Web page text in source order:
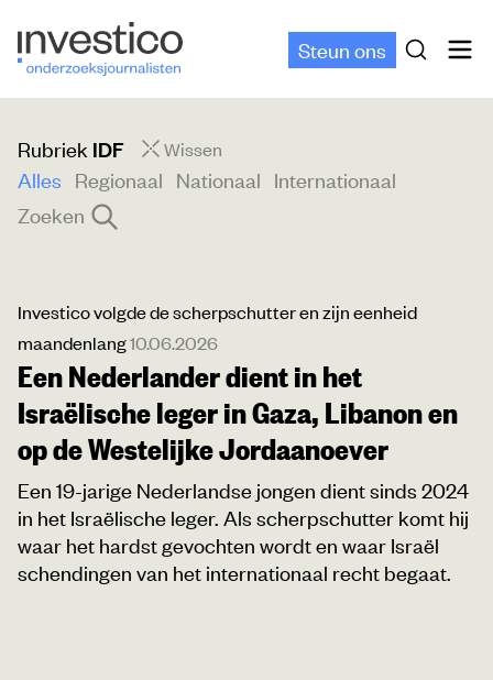
Steun ons
Rubriek IDF Wissen
Alles Regionaal Nationaal Internationaal
Zoeken
Investico volgde de scherpschutter en zijn eenheid
maandenlang10.06.2026
Een Nederlander dient in het
Israëlische leger in Gaza, Libanon en
op de Westelijke Jordaanoever
Een 19-jarige Nederlandse jongen dient sinds 2024
in het Israëlische leger. Als scherpschutter komt hij
waar het hardst gevochten wordt en waar Israël
schendingen van het internationaal recht begaat.